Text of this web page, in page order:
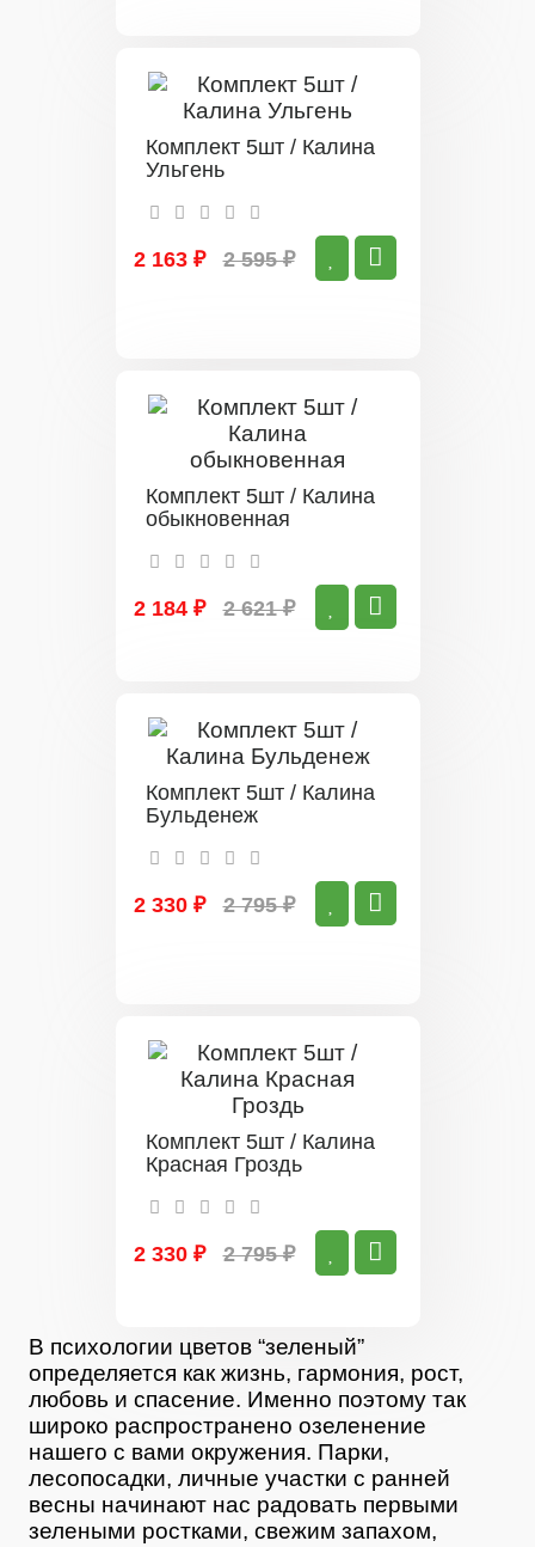
Комплект 5шт / Калина
Ульгень
2 163 ₽ 2 595 ₽
Комплект 5шт / Калина
обыкновенная
2 184 ₽ 2 621 ₽
Комплект 5шт / Калина
Бульденеж
2 330 ₽ 2 795 ₽
Комплект 5шт / Калина
Красная Гроздь
2 330 ₽ 2 795 ₽
В психологии цветов “зеленый”
определяется как жизнь, гармония, рост,
любовь и спасение. Именно поэтому так
широко распространено озеленение
нашего с вами окружения. Парки,
лесопосадки, личные участки с ранней
весны начинают нас радовать первыми
зелеными ростками, свежим запахом,